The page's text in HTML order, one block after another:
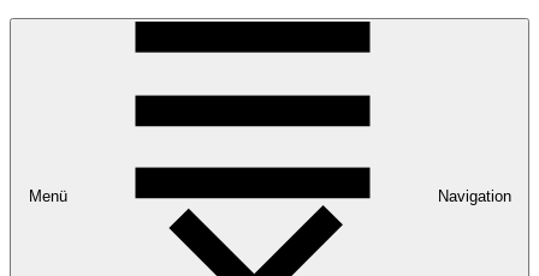
Menü Navigation